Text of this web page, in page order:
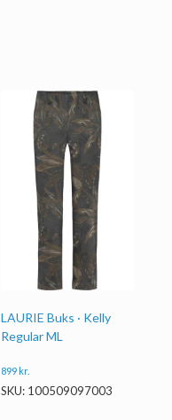
LAURIE Buks · Kelly
Regular ML
899kr.
SKU: 100509097003